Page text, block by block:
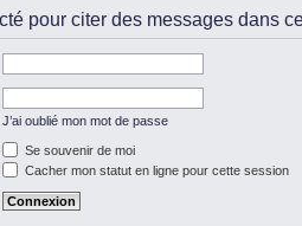
pour citer des messages dans
J’ai oublié mon mot de passe
Se souvenir de moi
Cacher mon statut en ligne pour cette session